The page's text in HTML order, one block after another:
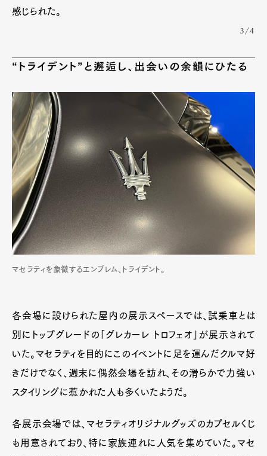
感じられた。
3/4
“トライデント”と邂逅し、出会いの余韻にひたる
マセラティを象徴するエンブレム、トライデント。
各会場に設けられた屋内の展示スペースでは、試乗車とは
別にトップグレードの「グレカーレ トロフェオ」が展示されて
いた。マセラティを目的にこのイベントに足を運んだクルマ好
きだけでなく、週末に偶然会場を訪れ、その滑らかで力強い
スタイリングに惹かれた人も多くいたようだ。
各展示会場では、マセラティオリジナルグッズのカプセルくじ
も用意されており、特に家族連れに人気を集めていた。マセ